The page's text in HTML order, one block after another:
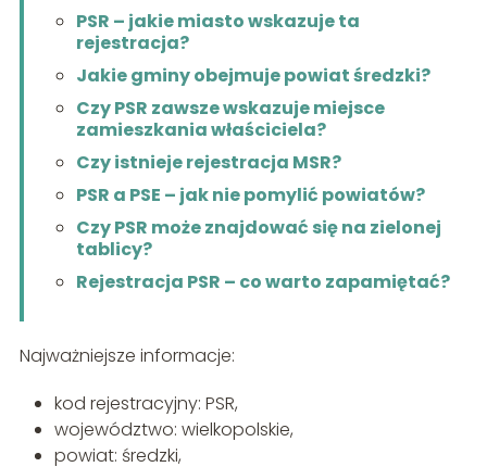
PSR – jakie miasto wskazuje ta
rejestracja?
Jakie gminy obejmuje powiat średzki?
Czy PSR zawsze wskazuje miejsce
zamieszkania właściciela?
Czy istnieje rejestracja MSR?
PSR a PSE – jak nie pomylić powiatów?
Czy PSR może znajdować się na zielonej
tablicy?
Rejestracja PSR – co warto zapamiętać?
Najważniejsze informacje:
kod rejestracyjny: PSR,
województwo: wielkopolskie,
powiat: średzki,